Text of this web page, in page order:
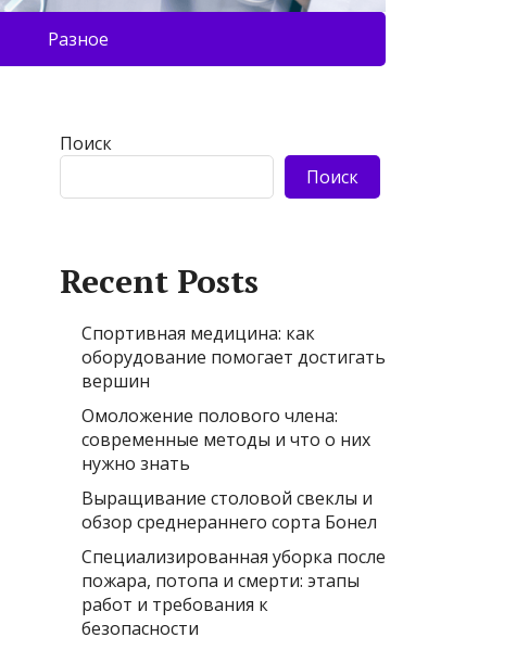
Разное
Поиск
Поиск
Recent Posts
Спортивная медицина: как
оборудование помогает достигать
вершин
Омоложение полового члена:
современные методы и что о них
нужно знать
Выращивание столовой свеклы и
обзор среднераннего сорта Бонел
Специализированная уборка после
пожара, потопа и смерти: этапы
работ и требования к
безопасности